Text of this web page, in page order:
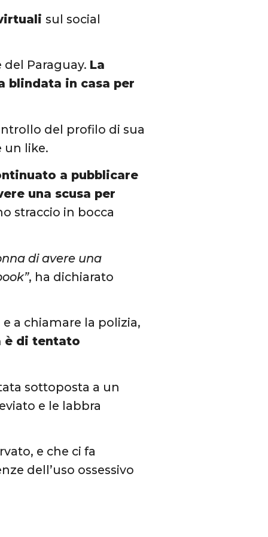
sul social
del Paraguay. La
blindata in casa per
del profilo di sua
un like.
a pubblicare
una scusa per
straccio in bocca
di avere una
, ha dichiarato
a chiamare la polizia,
è di tentato
sottoposta a un
e le labbra
e che ci fa
dell’uso ossessivo